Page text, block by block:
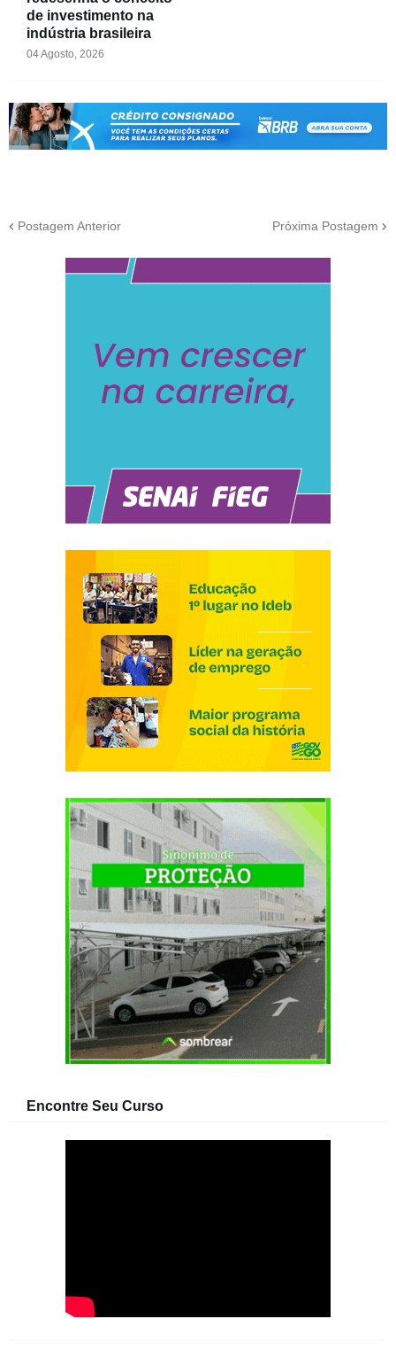
de investimento na
indústria brasileira
04 Agosto, 2026
Postagem Anterior Próxima Postagem
Encontre Seu Curso